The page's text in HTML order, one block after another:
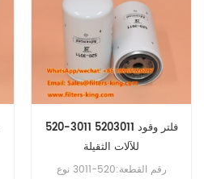
520-3011 5203011 فلتر وقود
للآلات الثقيلة
رقم القطعة:520-3011 نوع